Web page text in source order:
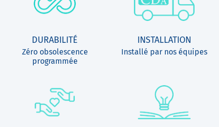
DURABILITÉ
Zéro obsolescence
programmée
INSTALLATION
Installé par nos équipes